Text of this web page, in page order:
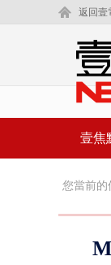
返回壹
壹焦
您當前的